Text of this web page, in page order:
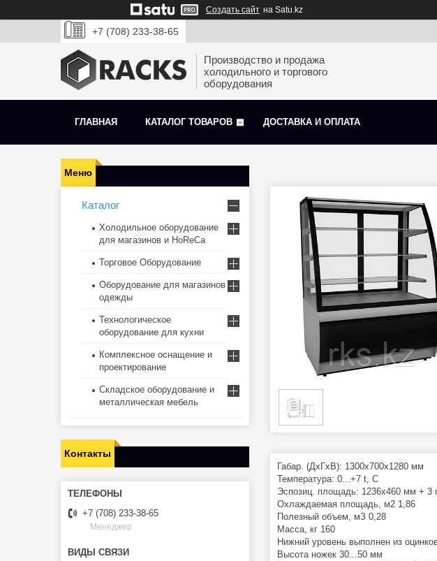
Создать сайт на Satu.kz
+7 (708) 233-38-65
Производство и продажа
холодильного и торгового
оборудования
ГЛАВНАЯ КАТАЛОГ ТОВАРОВ ДОСТАВКА И ОПЛАТА
Габар. (ДхГхВ): 1300х700х1280 мм
Температура: 0...+7 t, C
Эспозиц. площадь: 1236х460 мм + 3
Охлаждаемая площадь, м2 1,86
Полезный объем, мЗ 0,28
Масса, кг 160
Нижний уровень выполнен из
Высота ножек 30...50 мм
Каталог
Холодильное оборудование
для магазинов и HoReCa
Торговое Оборудование
Оборудование для магазинов
одежды
Технологическое
оборудование для кухни
Комплексное оснащение и
проектирование
Складское оборудование и
металлическая мебель
Контакты
+7 (708) 233-38-65
Менеджер